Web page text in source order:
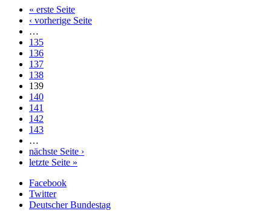
« erste Seite
‹ vorherige Seite
…
135
136
137
138
139
140
141
142
143
…
nächste Seite ›
letzte Seite »
Facebook
Twitter
Deutscher Bundestag